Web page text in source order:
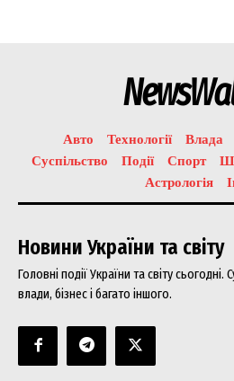
Авто Технології Влада
Суспільство
Події Спорт
Астрологія
Новини України та світу
Головні події України та світу сьогодні.
влади, бізнес і багато іншого.